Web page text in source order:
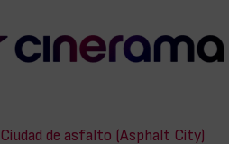
Ciudad de asfalto (Asphalt City)